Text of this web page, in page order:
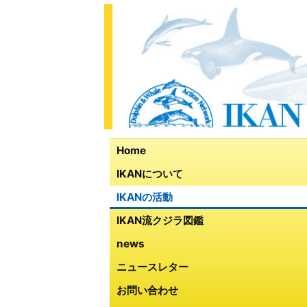
Home
IKANについて
IKANの活動
IKAN流クジラ図鑑
news
ニュースレター
お問い合わせ